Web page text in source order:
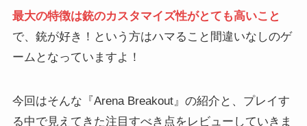
最大の特徴は銃のカスタマイズ性がとても高いこと
で、銃が好き！という方はハマること間違いなしのゲ
ームとなっていますよ！
今回はそんな『Arena Breakout』の紹介と、プレイす
る中で見えてきた注目すべき点をレビューしていきま